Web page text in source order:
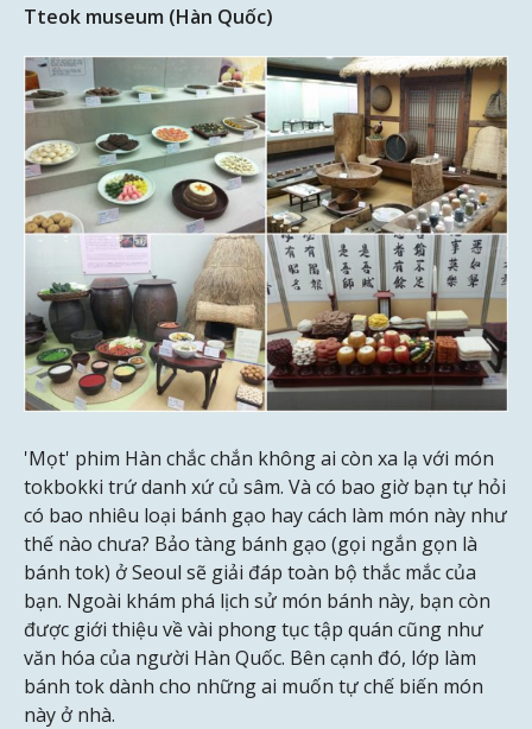
Tteok museum (Hàn Quốc)
'Mọt' phim Hàn chắc chắn không ai còn xa lạ với món
tokbokki trứ danh xứ củ sâm. Và có bao giờ bạn tự hỏi
có bao nhiêu loại bánh gạo hay cách làm món này như
thế nào chưa? Bảo tàng bánh gạo (gọi ngắn gọn là
bánh tok) ở Seoul sẽ giải đáp toàn bộ thắc mắc của
bạn. Ngoài khám phá lịch sử món bánh này, bạn còn
được giới thiệu về vài phong tục tập quán cũng như
văn hóa của người Hàn Quốc. Bên cạnh đó, lớp làm
bánh tok dành cho những ai muốn tự chế biến món
này ở nhà.